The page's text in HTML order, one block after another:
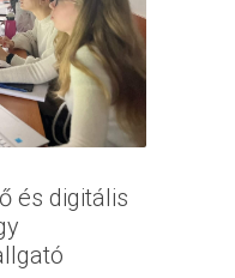
és digitális